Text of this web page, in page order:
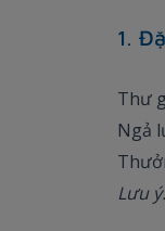
1.
Thư
Ngả
Lưu